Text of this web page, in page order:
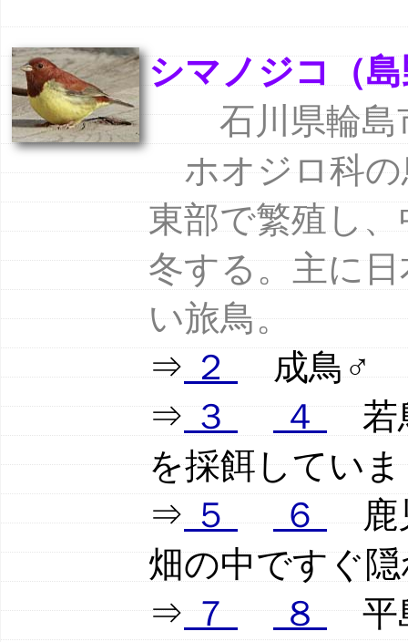
シマノジコ（
石川県輪
ホオジロ科
東部で繁殖し
冬する。主に
い旅鳥。
⇒２成鳥♂
⇒３ ４若
を採餌してい
⇒５ ６鹿
畑の中ですぐ
⇒７ ８平